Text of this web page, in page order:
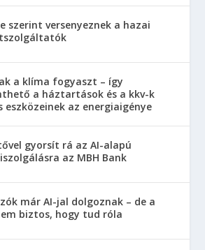
szerint versenyeznek a hazai
a klíma fogyaszt – így
a háztartások és a kkv-k
eszközeinek az energiaigénye
gyorsít rá az AI-alapú
az MBH Bank
már AI-jal dolgoznak – de a
biztos, hogy tud róla